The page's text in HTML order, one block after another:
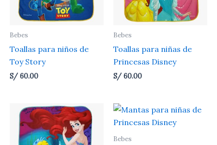
Bebes
Toallas para niños de
Toy Story
S/60.00
Bebes
Toallas para niñas de
Princesas Disney
S/60.00
Bebes